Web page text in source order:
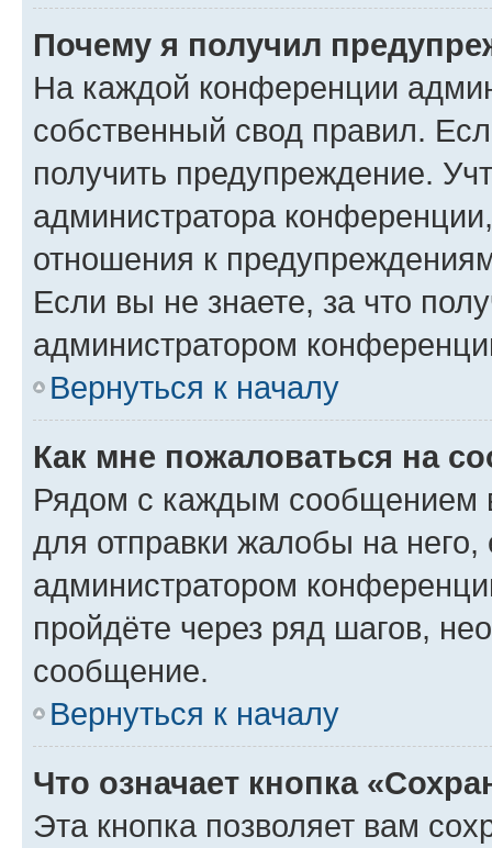
Почему я получил
На каждой конференции
собственный свод правил.
получить предупреждение.
администратора
отношения к
Если вы не знаете, за что
администратором
Вернуться к началу
Как мне пожаловаться на
Рядом с каждым сообщением
для отправки жалобы на
администратором
пройдёте через ряд шагов,
сообщение.
Вернуться к началу
Что означает кнопка
Эта кнопка позволяет вам